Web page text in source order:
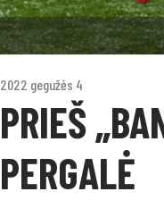
2022 gegužės 4
PRIEŠ
PERGALĖ